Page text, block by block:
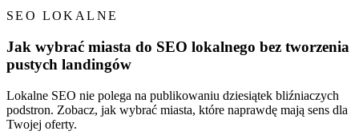
SEO LOKALNE
Jak wybrać miasta do SEO lokalnego bez tworzenia
pustych landingów
Lokalne SEO nie polega na publikowaniu dziesiątek bliźniaczych
podstron. Zobacz, jak wybrać miasta, które naprawdę mają sens dla
Twojej oferty.